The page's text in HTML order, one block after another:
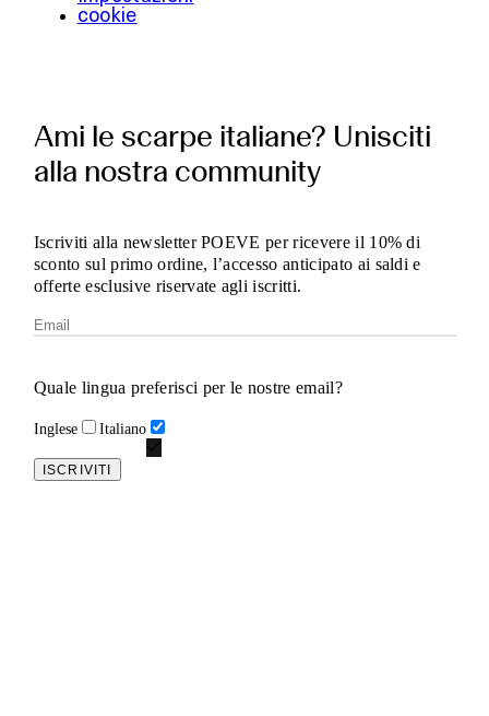
cookie
Ami le scarpe italiane? Unisciti
alla nostra community
Iscriviti alla newsletter POEVE per ricevere il 10% di
sconto sul primo ordine, l’accesso anticipato ai saldi e
offerte esclusive riservate agli iscritti.
Quale lingua preferisci per le nostre email?
Inglese Italiano
ISCRIVITI